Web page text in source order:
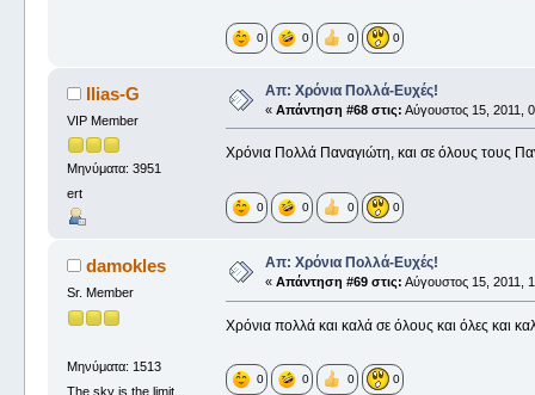
0 0 0 0
Ilias-G
VIP Member
Μηνύματα: 3951
ert
Απ: Χρόνια Πολλά-Ευχές!
« Απάντηση #68 στις: Αύγουστος 15, 2011,
Xρόνια Πολλά Παναγιώτη, και σε όλους τους
0 0 0 0
damokles
Sr. Member
Μηνύματα: 1513
The sky is the limit...
Απ: Χρόνια Πολλά-Ευχές!
« Απάντηση #69 στις: Αύγουστος 15, 2011,
Χρόνια πολλά και καλά σε όλους και όλες και
0 0 0 0